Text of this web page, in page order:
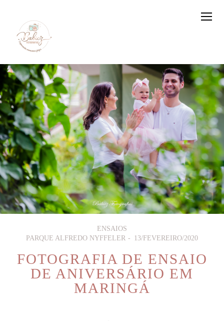
ENSAIOS
PARQUE ALFREDO NYFFELER
13/FEVEREIRO/2020
FOTOGRAFIA DE ENSAIO
DE ANIVERSÁRIO EM
MARINGÁ